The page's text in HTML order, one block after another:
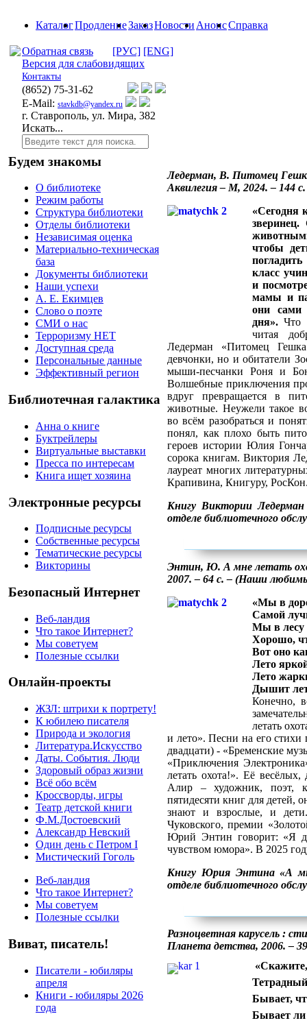
КаталогПродлениеЗаказНовости АнонсСправка
Обратная связь [РУС] [ENG]
Версия для слабовидящих
Контакты
(8652) 75-31-62
E-Mail: stavkdb@yandex.ru
г. Ставрополь, ул. Мира, 382
Искать...
Будем знакомы
О библиотеке
Режим работы
Структура библиотеки
Отделы библиотеки
Независимая оценка
Материально-техническая
база
Документы библиотеки
Наши успехи
А. Е. Екимцев
Слово о поэте
СМИ о нас
Терроризму НЕТ
Доступная среда
Персональные данные
Эффективный регион
Библиотечная галактика
Анна о книге
Буктрейлеры
Виртуальные выставки
Пресса по интересам
Книга ищет хозяина
Электронные ресурсы
Подписные ресурсы
Собственные ресурсы
Тематические ресурсы
Викторины
Безопасный Интернет
Веб-ландия
Что такое Интернет?
Мы советуем
Полезные ссылки
Онлайн-проекты
ЖЗЛ: штрихи к портрету!
К юбилею писателя
Природа и экология
Литература.Искусство
Даты. События. Люди
Здоровый образ жизни
Всё обо всём
Кроссворды, игры
Театр детской книги
Ф.М.Достоевский
Александр Невский
Один день с Петром I
Мистический Гоголь
Веб-ландия
Что такое Интернет?
Мы советуем
Полезные ссылки
Виват, писатель!
Писатели - юбиляры
апреля
Книги - юбиляры 2026
года
Ледерман, В. Питомец
Аквилегия – М, 2024. – 144 с.
«Сегодня
чтобы
класс
и
мамы и
они сами
дня». Что
читая
Ледерман «Питомец
девчонки, но и обитатели
мыши-песчанки Роня и
Волшебные приключения
вдруг превращается в
животные. Неужели такое
во всём разобраться и
понял, как плохо быть
героев истории Юлия
сорока книгам. Виктория
лауреат многих
Крапивина, Книгуру,
Книгу Виктории
отделе библиотечного
Энтин, Ю. А мне летать
2007. – 64 с. – (Наши
«Мы в
Самой
Мы в лесу
Хорошо,
Вот оно
Лето
Лето
Дышит
Конечно,
летать
и лето». Песни на его
двадцати) - «Бременские
«Приключения
летать охота!». Её
Алир – художник, поэт,
пятидесяти книг для детей,
знают и взрослые, и
Чуковского, премии
Юрий Энтин говорит: «Я
чувством юмора». В 2025
Книгу Юрия Энтина «А
отделе библиотечного
Разноцветная карусель :
Планета детства, 2006. –
Бывает,
Бывает ли